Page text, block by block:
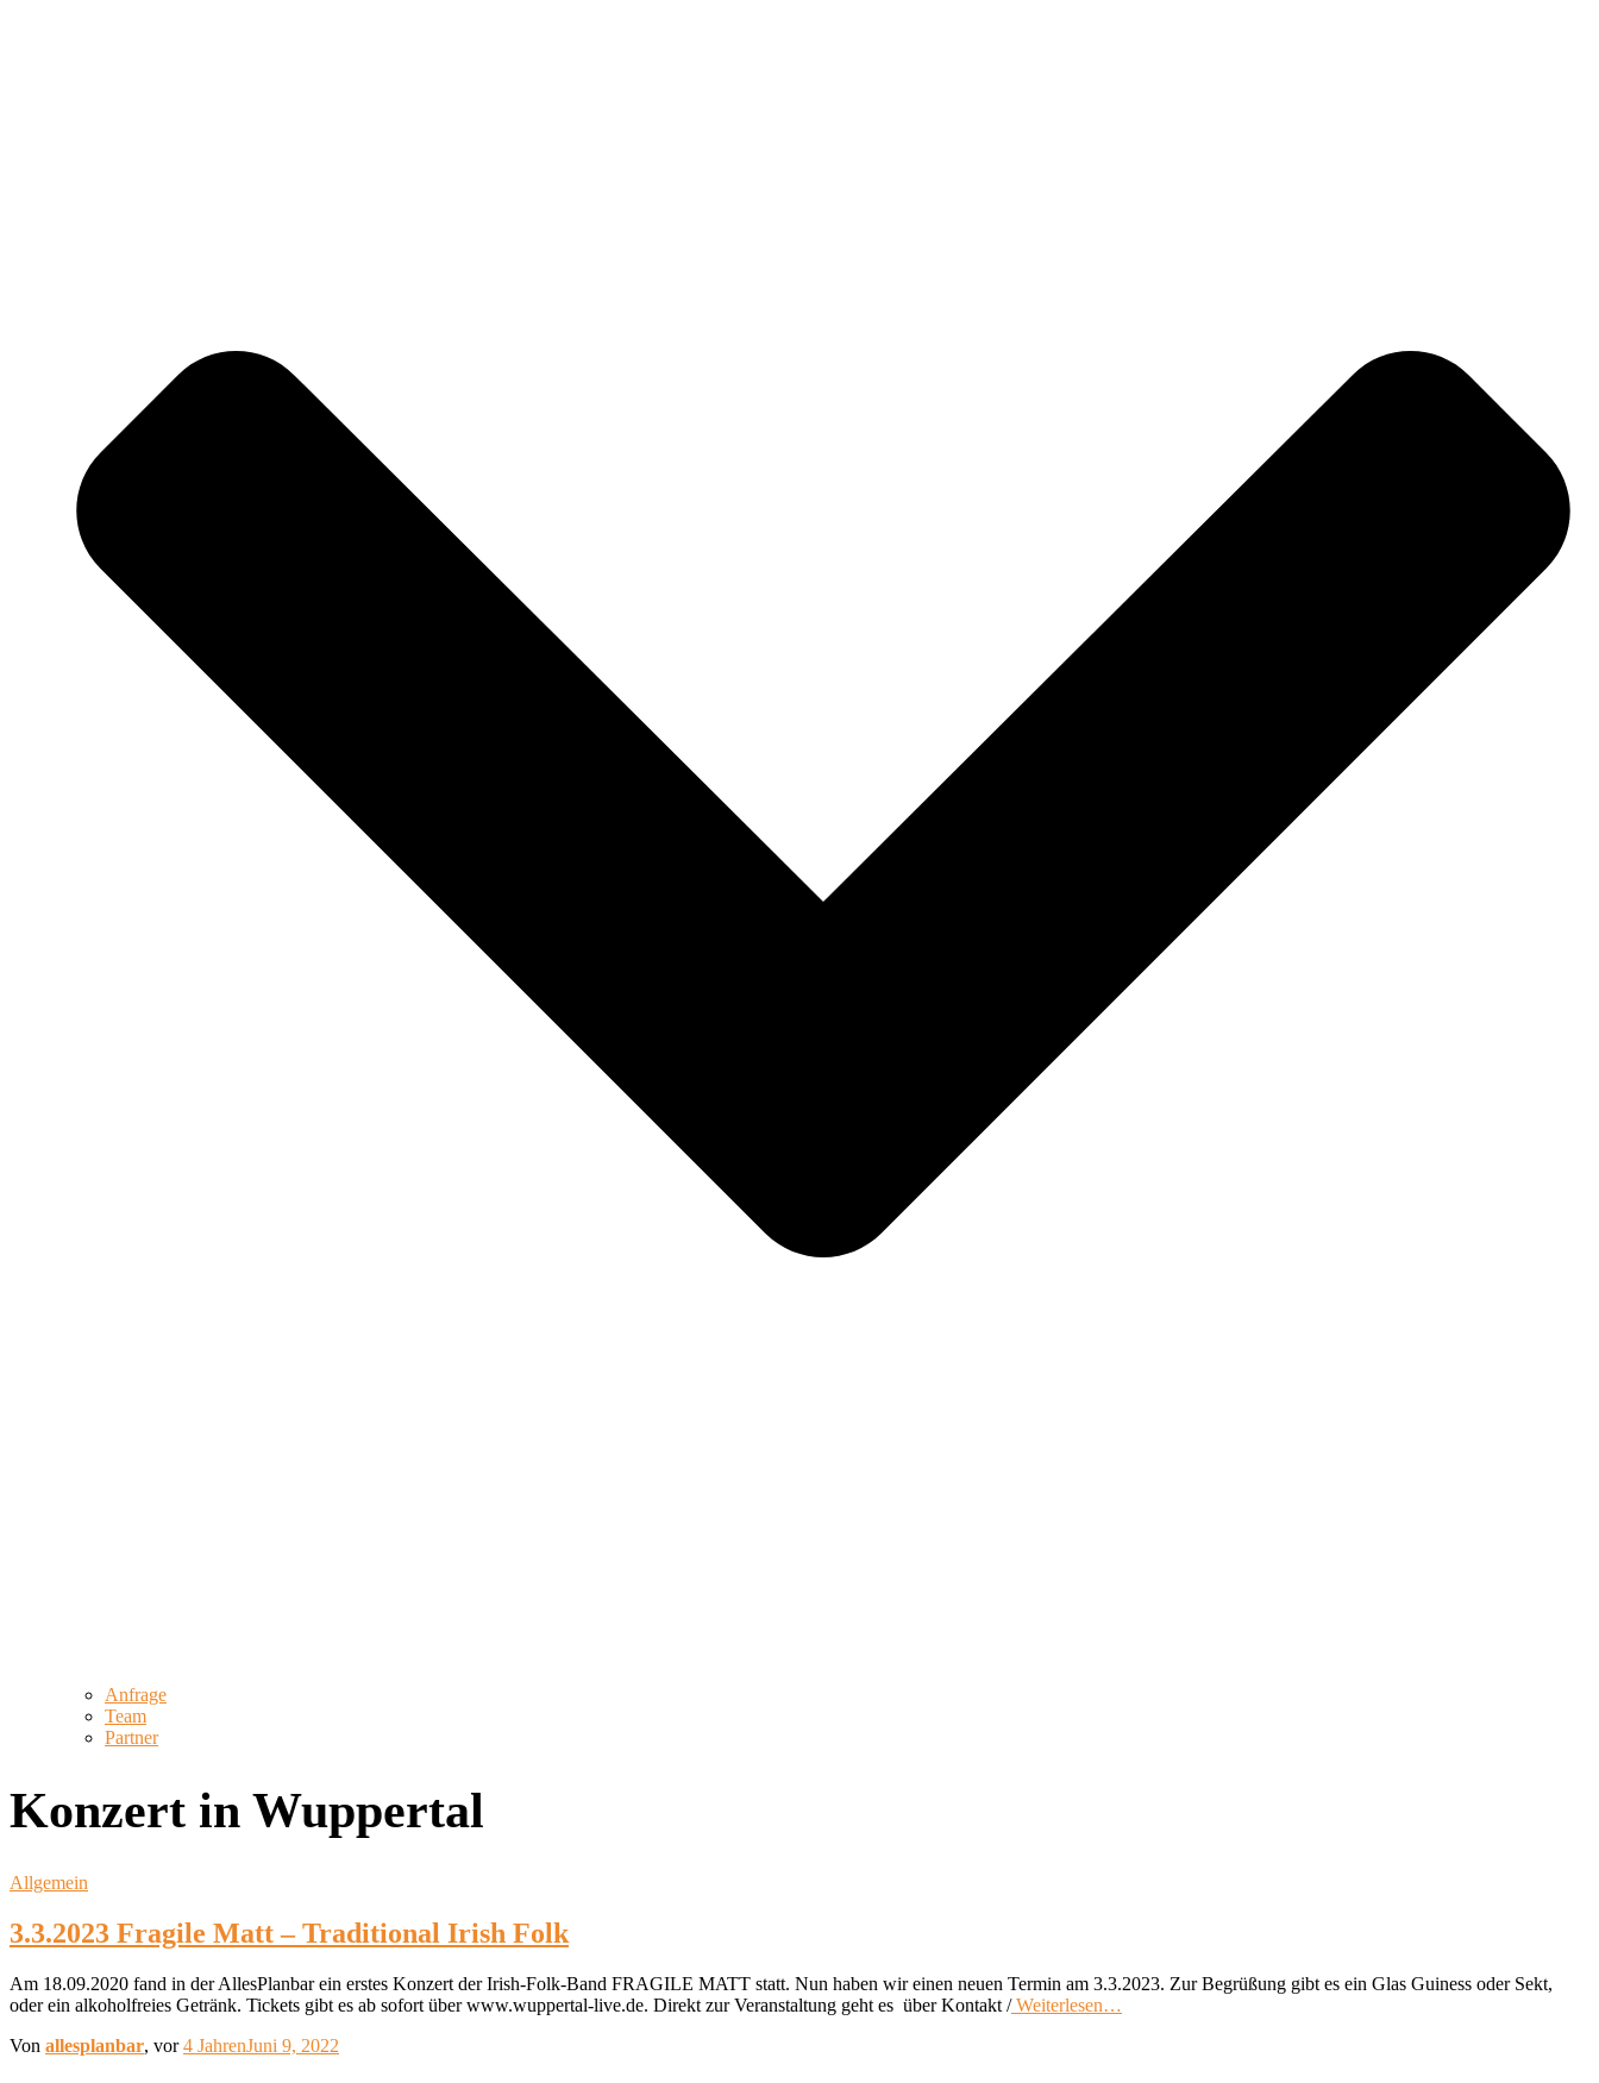
Anfrage
Team
Partner
Konzert in Wuppertal
Allgemein
3.3.2023 Fragile Matt – Traditional Irish Folk
Am 18.09.2020 fand in der AllesPlanbar ein erstes Konzert der Irish-Folk-Band FRAGILE MATT statt. Nun haben wir einen neuen Termin am 3.3.2023. Zur Begrüßung gibt es ein Glas Guiness oder Sekt,
oder ein alkoholfreies Getränk. Tickets gibt es ab sofort über www.wuppertal-live.de. Direkt zur Veranstaltung geht es über Kontakt /Weiterlesen…
Von allesplanbar, vor4 JahrenJuni 9, 2022